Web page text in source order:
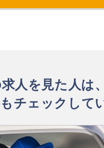
人を見た人は、
チェックして